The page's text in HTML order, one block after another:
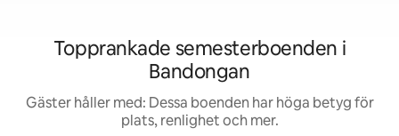
Topprankade semesterboenden i
Bandongan
Gäster håller med: Dessa boenden har höga betyg för
plats, renlighet och mer.